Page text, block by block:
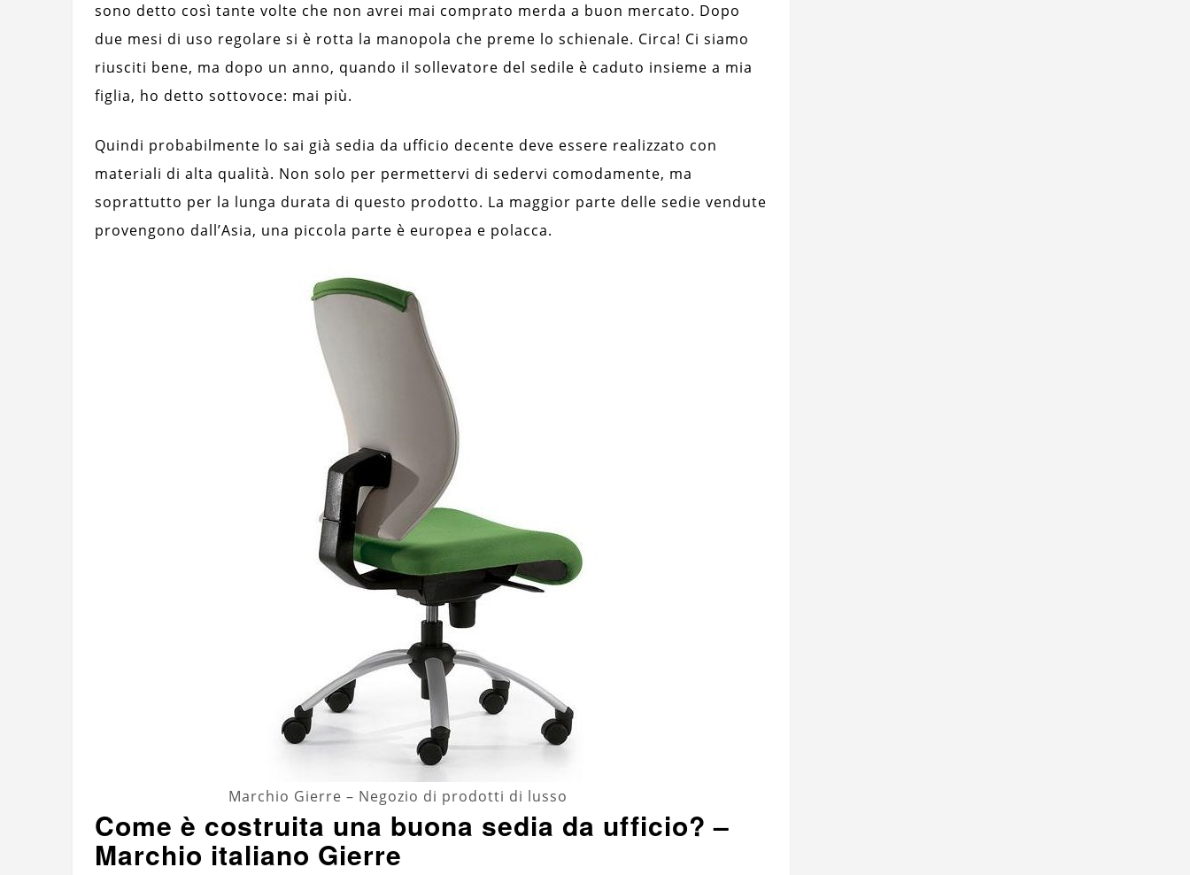
sono detto così tante volte che non avrei mai comprato merda a buon mercato. Dopo
due mesi di uso regolare si è rotta la manopola che preme lo schienale. Circa! Ci siamo
riusciti bene, ma dopo un anno, quando il sollevatore del sedile è caduto insieme a mia
figlia, ho detto sottovoce: mai più.
Quindi probabilmente lo sai già sedia da ufficio decente deve essere realizzato con
materiali di alta qualità. Non solo per permettervi di sedervi comodamente, ma
soprattutto per la lunga durata di questo prodotto. La maggior parte delle sedie vendute
provengono dall’Asia, una piccola parte è europea e polacca.
Marchio Gierre – Negozio di prodotti di lusso
Come è costruita una buona sedia da ufficio? –
Marchio italiano Gierre